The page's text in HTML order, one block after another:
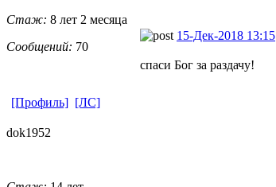
Стаж: 8 лет 2 месяца
Сообщений: 70
15-Дек-2018 13:15
спаси Бог за раздачу!
[Профиль] [ЛС]
dok1952